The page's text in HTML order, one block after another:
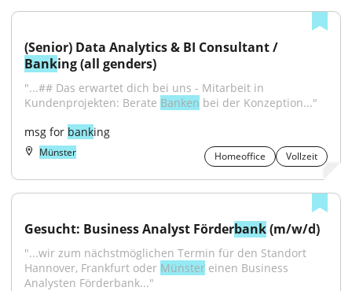
Banking (all genders)
"...## Das erwartet dich bei uns - Mitarbeit in
Kundenprojekten: Berate Banken bei der Konzeption..."
msg for banking
Münster Homeoffice Vollzeit
Gesucht: Business Analyst Förderbank (m/w/d)
"...wir zum nächstmöglichen Termin für den Standort
Hannover, Frankfurt oder Münster einen Business
Analysten Förderbank..."